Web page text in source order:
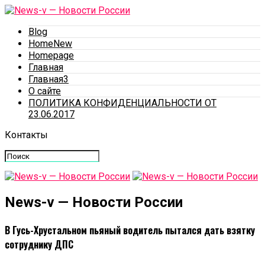
Blog
HomeNew
Homepage
Главная
Главная3
О сайте
ПОЛИТИКА КОНФИДЕНЦИАЛЬНОСТИ ОТ
23.06.2017
Контакты
News-v — Новости России
В Гусь-Хрустальном пьяный водитель пытался дать взятку
сотруднику ДПС